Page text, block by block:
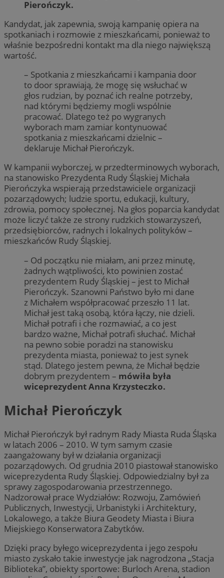
Pierończyk.
Kandydat, jak zapewnia, swoją kampanię opiera na
spotkaniach i rozmowie z mieszkańcami, ponieważ to
właśnie bezpośredni kontakt ma dla niego największą
wartość.
– Spotkania z mieszkańcami i kampania door
to door sprawiają, że mogę się wsłuchać w
głos rudzian, by poznać ich realne potrzeby,
nad którymi będziemy mogli wspólnie
pracować. Dlatego też po wygranych
wyborach mam zamiar kontynuować
spotkania z mieszkańcami dzielnic –
deklaruje Michał Pierończyk.
W kampanii wyborczej, w przedterminowych wyborach,
na stanowisko Prezydenta Rudy Śląskiej Michała
Pierończyka wspierają przedstawiciele organizacji
pozarządowych; ludzie sportu, edukacji, kultury,
zdrowia, pomocy społecznej. Na głos poparcia kandydat
może liczyć także ze strony rudzkich stowarzyszeń,
przedsiębiorców, radnych i lokalnych polityków –
mieszkańców Rudy Śląskiej.
– Od początku nie miałam, ani przez minutę,
żadnych wątpliwości, kto powinien zostać
prezydentem Rudy Śląskiej – jest to Michał
Pierończyk. Szanowni Państwo było mi dane
z Michałem współpracować przeszło 11 lat.
Michał jest taką osobą, która łączy, nie dzieli.
Michał potrafi i che rozmawiać, a co jest
bardzo ważne, Michał potrafi słuchać. Michał
na pewno sobie poradzi na stanowisku
prezydenta miasta, ponieważ to jest synek
stąd. Dlatego jestem pewna, że Michał będzie
dobrym prezydentem – mówiła była
wiceprezydent Anna Krzysteczko.
Michał Pierończyk
Michał Pierończyk był radnym Rady Miasta Ruda Śląska
w latach 2006 – 2010. W tym samym czasie
zaangażowany był w działania organizacji
pozarządowych. Od grudnia 2010 piastował stanowisko
wiceprezydenta Rudy Śląskiej. Odpowiedzialny był za
sprawy zagospodarowania przestrzennego.
Nadzorował prace Wydziałów: Rozwoju, Zamówień
Publicznych, Inwestycji, Urbanistyki i Architektury,
Lokalowego, a także Biura Geodety Miasta i Biura
Miejskiego Konserwatora Zabytków.
Dzięki pracy byłego wiceprezydenta i jego zespołu
miasto zyskało takie inwestycje jak nagrodzona „Stacja
Biblioteka”, obiekty sportowe: Burloch Arena, stadion